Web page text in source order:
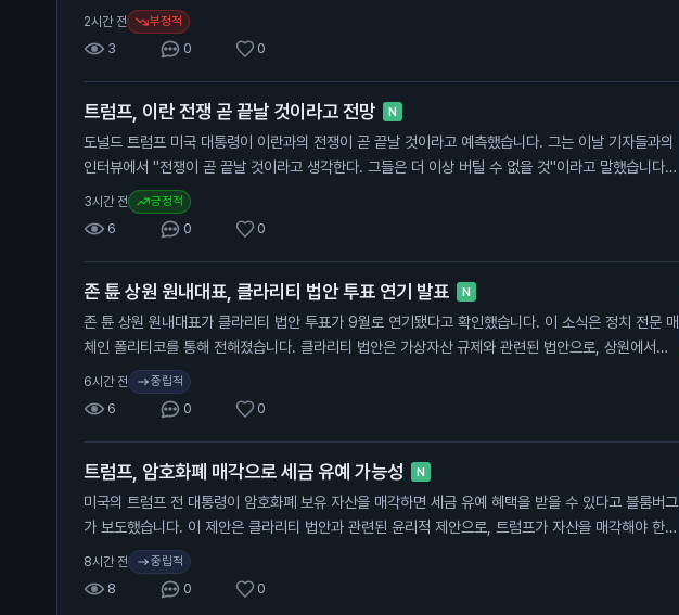
망한 후 이안 드 보드가 이사회 승인 없이 CEO로 취임했다고 주장합니다. 그녀는 아들의 유산을 대표
하는 법원으로부터 권한을 부여받았으며, 회사의 의결권을 가지고 있다고 주장합니다. 그녀는 드 보드
를 모든 직위에서 해임하기 위한 결의를 통과시켰습니다. 이 사건은 온도 파이낸스의 경영권 분쟁을 촉
발하고 있습니다. 일반 투자자에게는 회사의 경영 안정성과 주가에 영향을 미칠 수 있는 중요한 사안입
니다.
2시간 전 부정적
3 0 0
트럼프, 이란 전쟁 곧 끝날 것이라고 전망 N
도널드 트럼프 미국 대통령이 이란과의 전쟁이 곧 끝날 것이라고 예측했습니다. 그는 이날 기자들과의
인터뷰에서 "전쟁이 곧 끝날 것이라고 생각한다. 그들은 더 이상 버틸 수 없을 것"이라고 말했습니다.
트럼프 대통령은 이란과의 협상이 잘 진행되고 있으며, 호르무즈 해협을 재개방하는 합의가 가까워지
고 있다고 덧붙였습니다. 그는 미국 군대가 이란의 군사력을 약화시키고 있으며, 이란이 더 이상 저항
할 수 없을 것이라고 주장했습니다. 이번 발언은 일반 투자자에게 중요한 의미를 가집니다. 전쟁이 끝
나면 원유 공급이 안정될 가능성이 높아져, 유가에 긍정적인 영향을 미칠 수 있습니다.
3시간 전 긍정적
6 0 0
존 튠 상원 원내대표, 클라리티 법안 투표 연기 발표 N
존 튠 상원 원내대표가 클라리티 법안 투표가 9월로 연기됐다고 확인했습니다. 이 소식은 정치 전문 매
체인 폴리티코를 통해 전해졌습니다. 클라리티 법안은 가상자산 규제와 관련된 법안으로, 상원에서의
투표가 예정되어 있었습니다. 하지만 튠 원내대표는 이번 주 투표가 보장되지 않는다고 밝혔습니다. 이
법안은 통과되면 하원으로 넘어가고, 최종적으로 대통령의 서명이 필요합니다. 이번 투표 연기는 일반
투자자에게 중요한 의미를 가집니다. 클라리티 법안의 지연은 가상자산 시장의 규제 환경에 영향을 줄
수 있으며, 이는 투자자들의 자산 가치에 직접적인 영향을 미칠 수 있습니다.
6시간 전 중립적
6 0 0
트럼프, 암호화폐 매각으로 세금 유예 가능성 N
미국의 트럼프 전 대통령이 암호화폐 보유 자산을 매각하면 세금 유예 혜택을 받을 수 있다고 블룸버그
가 보도했습니다. 이 제안은 클라리티 법안과 관련된 윤리적 제안으로, 트럼프가 자산을 매각해야 한다
는 조건이 포함되어 있습니다. 트럼프는 지난해 암호화폐 사업에서 14억 달러(약 1조 8,000억 원)의
수익을 올렸습니다. 클라리티 법안은 암호화폐 산업의 규제를 명확히 하려는 목표를 가지고 있습니다.
이 법안이 통과되면 트럼프는 매각 후 새로운 투자에 자금을 재투자할 수 있어 세금을 절감할 수 있습
8시간 전 중립적
8 0 0